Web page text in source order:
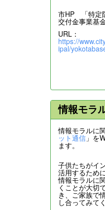
市HP 「特定
交付金事業基
URL：
https://
ipal/
情報モラ
情報モラルに
ット通信 」を
ます。
子供たちがイ
活用するため
情報モラルに
くことが大切
き、ご家族で
し合ってみて